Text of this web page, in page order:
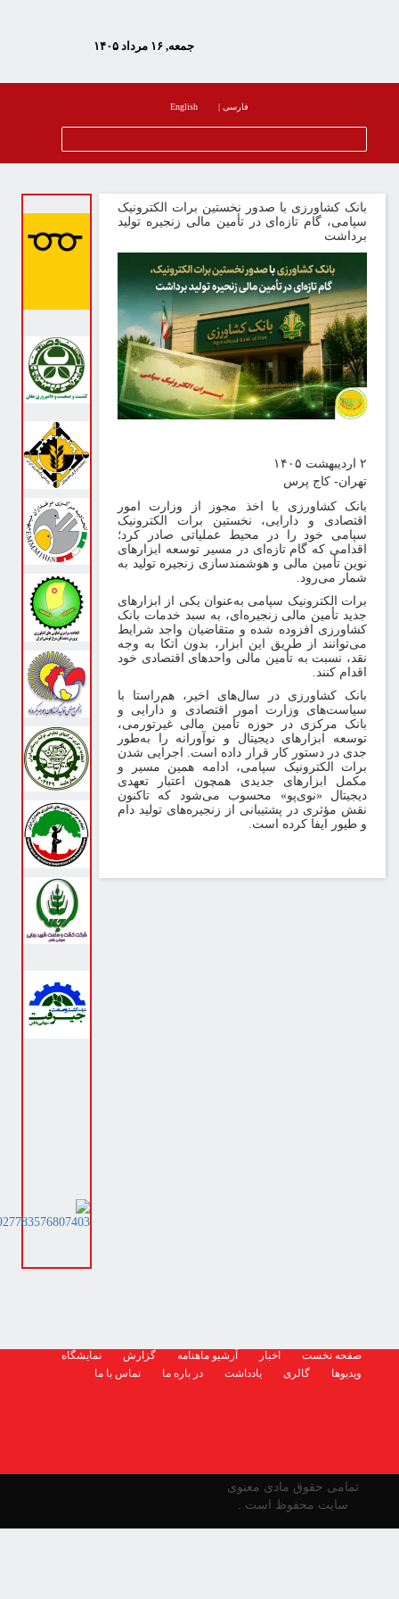
English
کشاورزی با صدور نخستین برات الکترونیک
گام تازه‌ای در تأمین مالی زنجیره تولید
کاج پرس
کشاورزی با اخذ مجوز از وزارت امور
و دارایی، نخستین برات الکترونیک
خود را در محیط عملیاتی صادر کرد؛
که گام تازه‌ای در مسیر توسعه ابزارهای
تأمین مالی و هوشمندسازی زنجیره تولید به
می‌رود.
الکترونیک سپامی به‌عنوان یکی از ابزارهای
تأمین مالی زنجیره‌ای، به سبد خدمات بانک
افزوده شده و متقاضیان واجد شرایط
از طریق این ابزار، بدون اتکا به وجه
نسبت به تأمین مالی واحدهای اقتصادی خود
کنند
کشاورزی در سال‌های اخیر، هم‌راستا با
وزارت امور اقتصادی و دارایی و
مرکزی در حوزه تأمین مالی غیرتورمی،
ابزارهای دیجیتال و نوآورانه را به‌طور
در دستور کار قرار داده است. اجرایی شدن
الکترونیک سپامی، ادامه همین مسیر و
ابزارهای جدیدی همچون اعتبار تعهدی
«نوی‌پو» محسوب می‌شود که تاکنون
مؤثری در پشتیبانی از زنجیره‌های تولید دام
طیور ایفا کرده است.
صفحه نخست اخبار آرشیو ماهنامه گزارش
نمایشگاه
گالری یادداشت در باره ما تماس با ما
تمامی حقوق مادی معنوی
سایت محفوظ است .